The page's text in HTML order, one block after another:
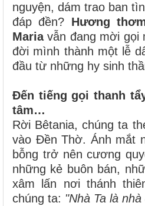
nguyện, dám trao ban
đáp đền? Hương
Mariavẫn đang mời gọi
đời mình thành một lễ
đầu từ những hy sinh
Đến tiếng gọi thanh
tâm…
Rời Bêtania, chúng ta
vào Đền Thờ. Ánh mắt
bỗng trở nên cương
những kẻ buôn bán,
xâm lấn nơi thánh
chúng ta: "Nhà Ta là